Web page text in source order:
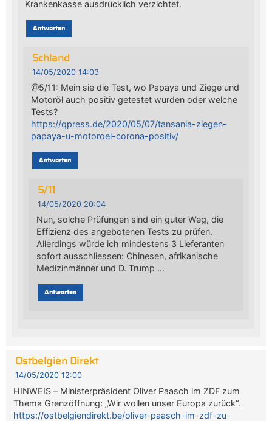
Krankenkasse ausdrücklich verzichtet.
Antworten
Schland
14/05/2020 14:03
@5/11: Mein sie die Test, wo Papaya und Ziege und
Motoröl auch positiv getestet wurden oder welche
Tests?
https://qpress.de/2020/05/07/tansania-ziegen-
papaya-u-motoroel-corona-positiv/
Antworten
5/11
14/05/2020 20:04
Nun, solche Prüfungen sind ein guter Weg, die
Effizienz des angebotenen Tests zu prüfen.
Allerdings würde ich mindestens 3 Lieferanten
sofort ausschliessen: Chinesen, afrikanische
Medizinmänner und D. Trump …
Antworten
Ostbelgien Direkt
14/05/2020 12:00
HINWEIS – Ministerpräsident Oliver Paasch im ZDF zum
Thema Grenzöffnung: „Wir wollen unser Europa zurück“.
https://ostbelgiendirekt.be/oliver-paasch-im-zdf-zu-